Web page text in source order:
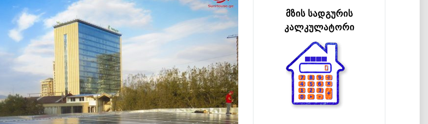
მზის სადგურის
კალკულატორი